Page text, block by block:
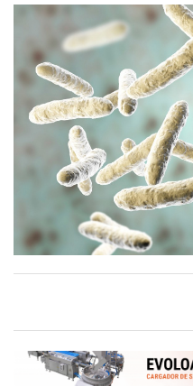
CALENDARIO
MEDIA KIT
SERVICIOS
CONTÁCTENOS
AYUDA
TÉRMINOS
PRIVACIDAD
MAPA